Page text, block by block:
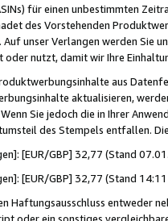
für einen unbestimmten
des Vorstehenden
unser Verlangen werden Sie
nutzt, damit wir Ihre
aus
aktualisieren,
Sie jedoch die in Ihrer
des Stempels entfallen.
[EUR/GBP] 32,77 (Stand
[EUR/GBP] 32,77 (Stand
Haftungsausschluss entweder
oder ein sonstiges